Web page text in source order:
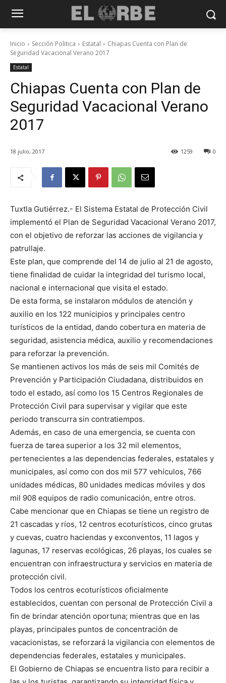
Inicio Sección Politica Estatal
Chiapas Cuenta con Plan de
Seguridad Vacacional Verano 2017
Estatal
Chiapas Cuenta con Plan de
Seguridad Vacacional Verano
2017
18 julio, 2017 0
1259
Tuxtla Gutiérrez.- El Sistema Estatal de Protección Civil
implementó el Plan de Seguridad Vacacional Verano 2017,
con el objetivo de reforzar las acciones de vigilancia y
patrullaje.
Este plan, que comprende del 14 de julio al 21 de agosto,
tiene finalidad de cuidar la integridad del turismo local,
nacional e internacional que visita el estado.
De esta forma, se instalaron módulos de atención y
auxilio en los 122 municipios y principales centro
turísticos de la entidad, dando cobertura en materia de
seguridad, asistencia médica, auxilio y recomendaciones
para reforzar la prevención.
Se mantienen activos los más de seis mil Comités de
Prevención y Participación Ciudadana, distribuidos en
todo el estado, así como los 15 Centros Regionales de
Protección Civil para supervisar y vigilar que este
periodo transcurra sin contratiempos.
Además, en caso de una emergencia, se cuenta con
fuerza de tarea superior a los 32 mil elementos,
pertenecientes a las dependencias federales, estatales y
municipales, así como con dos mil 577 vehículos, 766
unidades médicas, 80 unidades medicas móviles y dos
mil 908 equipos de radio comunicación, entre otros.
Cabe mencionar que en Chiapas se tiene un registro de
21 cascadas y ríos, 12 centros ecoturísticos, cinco grutas
y cuevas, cuatro haciendas y exconventos, 11 lagos y
lagunas, 17 reservas ecológicas, 26 playas, los cuales se
encuentran con infraestructura y servicios en materia de
protección civil.
Todos los centros ecoturísticos oficialmente
establecidos, cuentan con personal de Protección Civil a
fin de brindar atención oportuna; mientras que en las
playas, principales puntos de concentración de
vacacionistas, se reforzará la vigilancia con elementos de
dependencias federales, estatales y municipales.
El Gobierno de Chiapas se encuentra listo para recibir a